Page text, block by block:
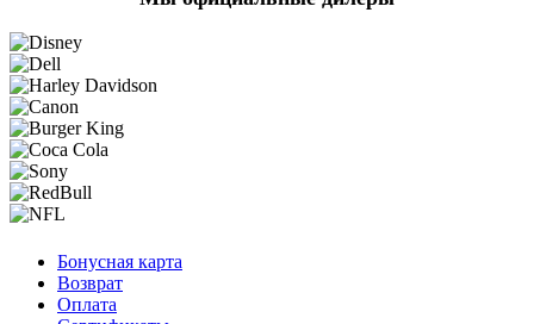
Бонусная карта
Возврат
Оплата